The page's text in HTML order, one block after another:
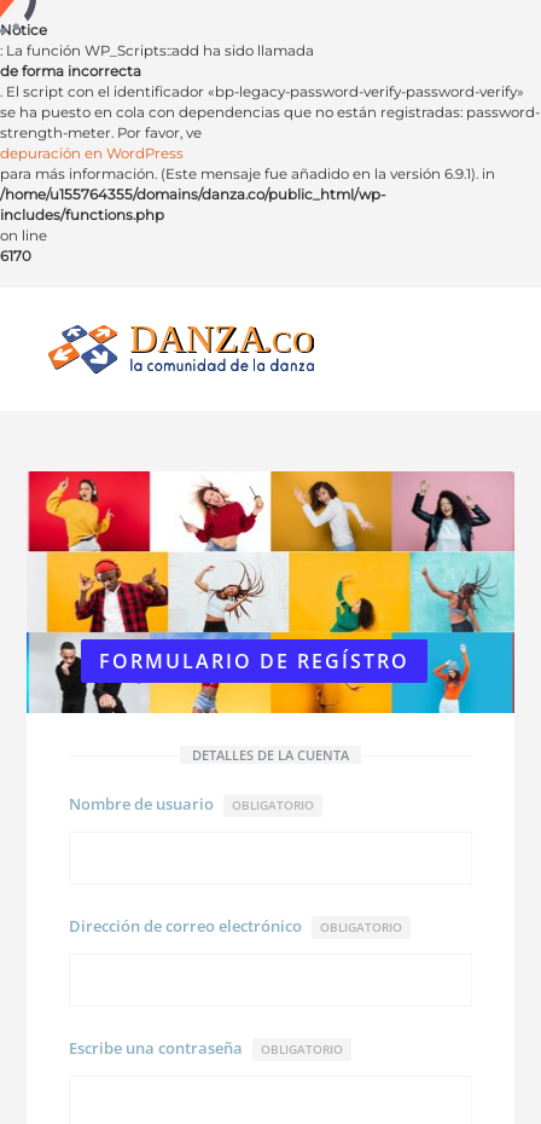
Notice
: La función WP_Scripts::add ha sido llamada
de forma incorrecta
. El script con el identificador «bp-legacy-password-verify-password-verify»
se ha puesto en cola con dependencias que no están registradas: password-
strength-meter. Por favor, ve
depuración en WordPress
para más información. (Este mensaje fue añadido en la versión 6.9.1). in
/home/u155764355/domains/danza.co/public_html/wp-
includes/functions.php
on line
6170
FORMULARIO DE REGÍSTRO
DETALLES DE LA CUENTA
Nombre de usuario OBLIGATORIO
Dirección de correo electrónico OBLIGATORIO
Escribe una contraseña OBLIGATORIO